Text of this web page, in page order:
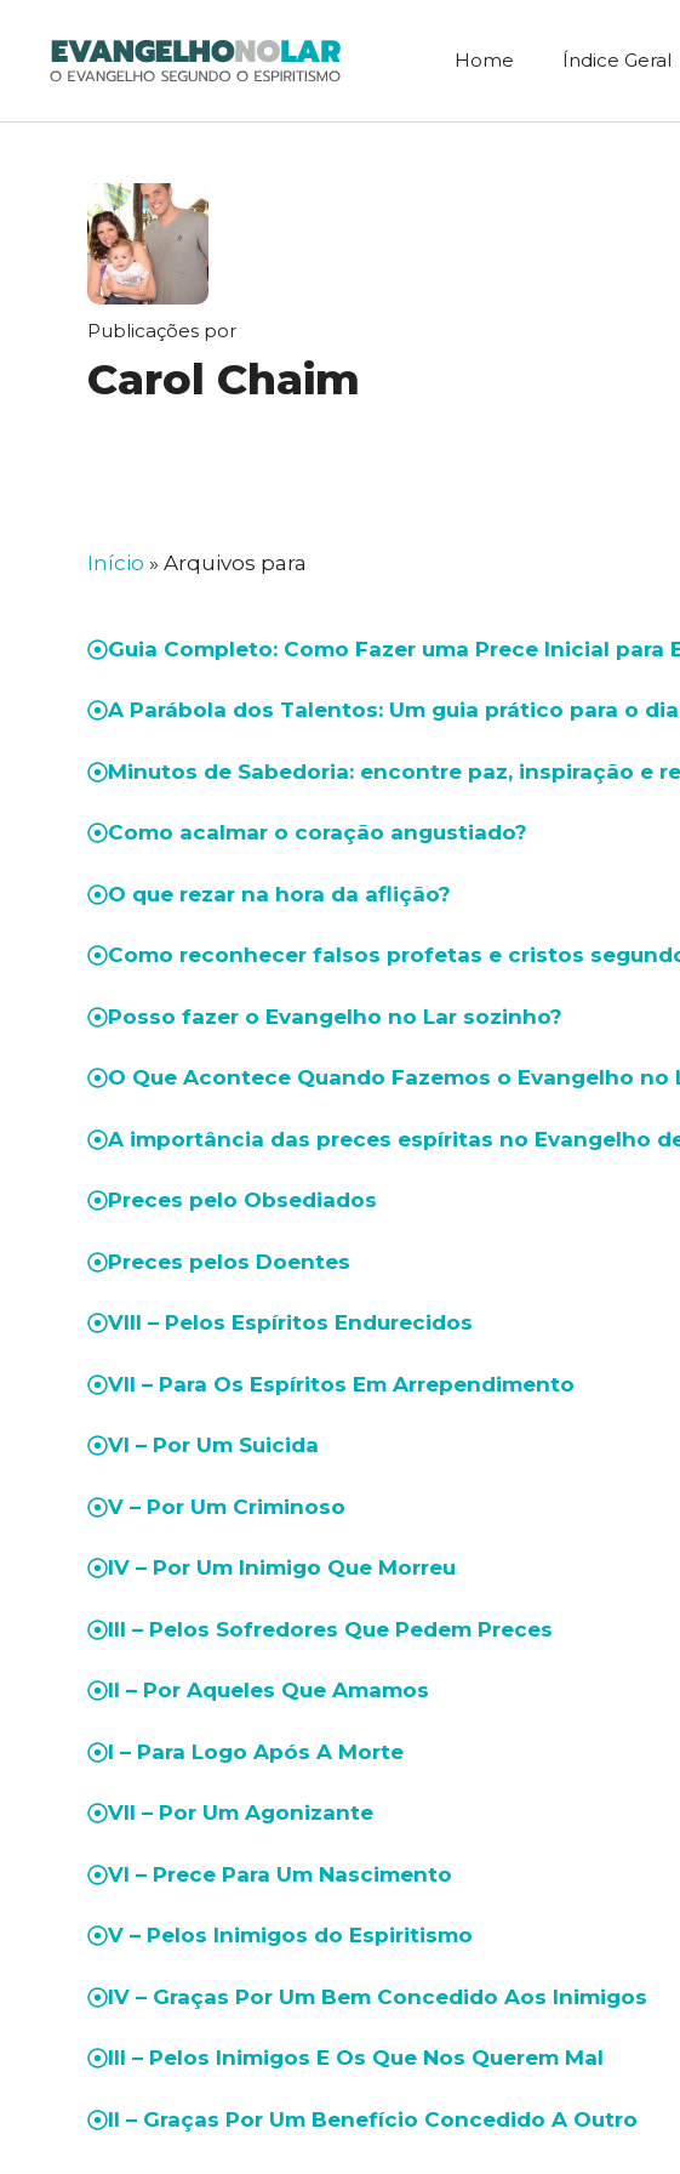
Home Índice Geral
Publicações por
Carol Chaim
Início » Arquivos para
Guia Completo: Como Fazer uma Prece Inicial para
A Parábola dos Talentos: Um guia prático para o
Minutos de Sabedoria: encontre paz, inspiração e
Como acalmar o coração angustiado?
O que rezar na hora da aflição?
Como reconhecer falsos profetas e cristos
Posso fazer o Evangelho no Lar sozinho?
O Que Acontece Quando Fazemos o Evangelho no
A importância das preces espíritas no Evangelho
Preces pelo Obsediados
Preces pelos Doentes
VIII – Pelos Espíritos Endurecidos
VII – Para Os Espíritos Em Arrependimento
VI – Por Um Suicida
V – Por Um Criminoso
IV – Por Um Inimigo Que Morreu
III – Pelos Sofredores Que Pedem Preces
II – Por Aqueles Que Amamos
I – Para Logo Após A Morte
VII – Por Um Agonizante
VI – Prece Para Um Nascimento
V – Pelos Inimigos do Espiritismo
IV – Graças Por Um Bem Concedido Aos Inimigos
III – Pelos Inimigos E Os Que Nos Querem Mal
II – Graças Por Um Benefício Concedido A Outro